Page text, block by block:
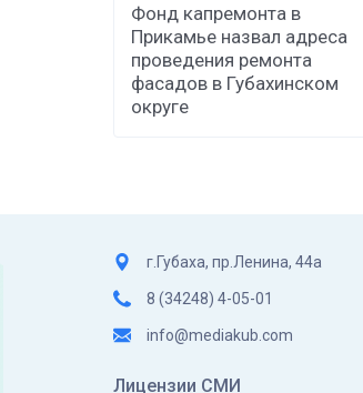
Фонд капремонта в
Прикамье назвал адреса
проведения ремонта
фасадов в Губахинском
округе
г.Губаха, пр.Ленина, 44а
8 (34248) 4-05-01
info@mediakub.com
Лицензии СМИ